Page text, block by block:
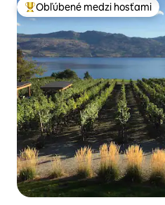
Najobľúbenejšie medzi hosťami
Obľúbené medzi hosťami